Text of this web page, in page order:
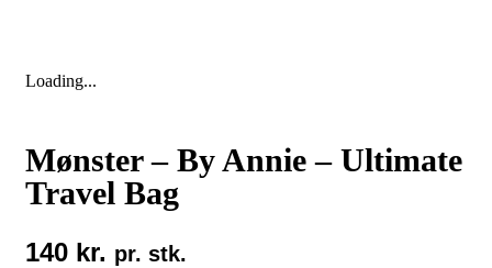
Loading...
Mønster – By Annie – Ultimate
Travel Bag
140 kr. pr. stk.